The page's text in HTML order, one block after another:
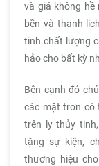
và giá không hề
bền và thanh
tinh chất lượng
hảo cho bất kỳ
Bên cạnh đó
các mặt trơn có
trên ly thủy
tặng sự kiện,
thương hiệu